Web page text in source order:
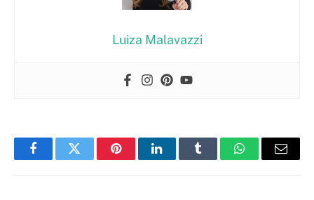
Luiza Malavazzi
FacebookTwitter PinterestLinkedInTumblr WhatsAppEmail